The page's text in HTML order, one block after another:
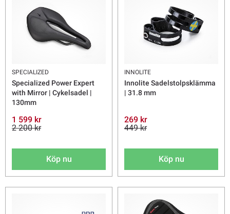
SPECIALIZED
Specialized Power Expert
with Mirror | Cykelsadel |
130mm
1 599 kr
2 200 kr
Köp nu
INNOLITE
Innolite Sadelstolpsklämma
| 31.8 mm
269 kr
449 kr
Köp nu